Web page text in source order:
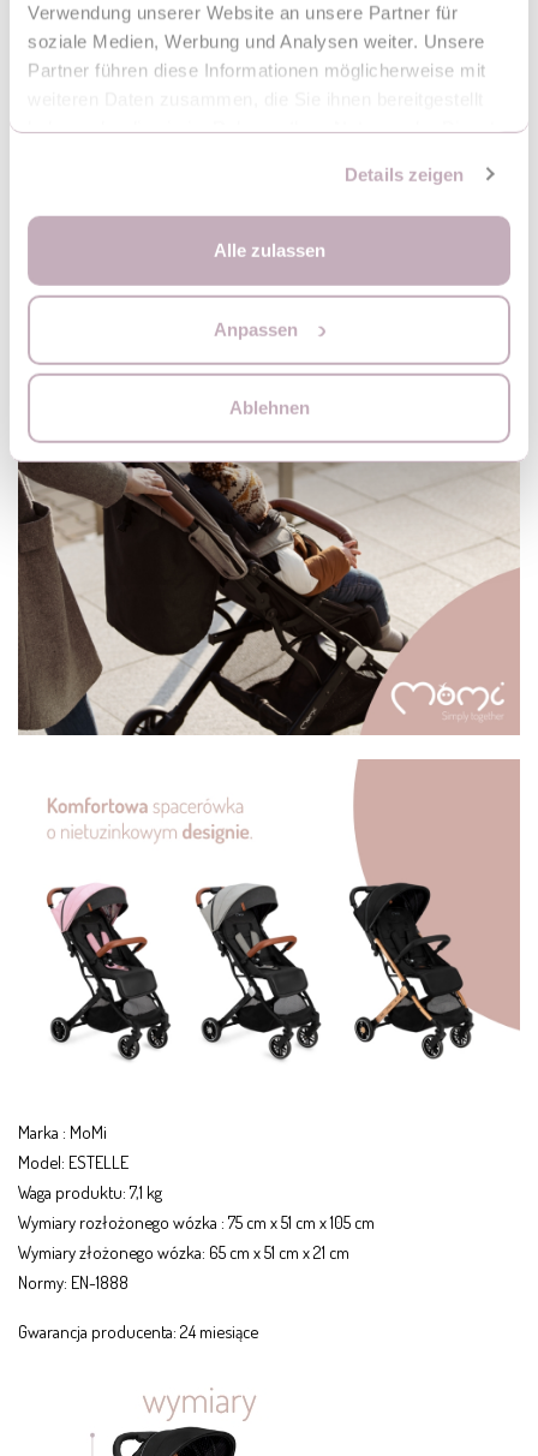
Verwendung unserer Website an unsere Partner für
soziale Medien, Werbung und Analysen weiter. Unsere
Partner führen diese Informationen möglicherweise mit
Details zeigen
Alle zulassen
Anpassen
Ablehnen
Nawet po złożeniu wózek MoMi ESTELLE zaskoczy Cię swoją
praktycznością – ma kompaktowy rozmiar, posiada funkcję stania
w pionie i posiada ABSOLUTNY HIT czyli rączkę do prowadzenia.
Marka : MoMi
Model: ESTELLE
Waga produktu: 7,1 kg
Wymiary rozłożonego wózka : 75 cm x 51 cm x 105 cm
Wymiary złożonego wózka: 65 cm x 51 cm x 21 cm
Normy: EN-1888
Gwarancja producenta: 24 miesiące